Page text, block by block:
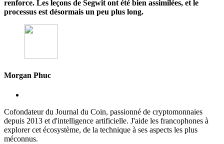
renforce. Les leçons de Segwit ont été bien assimilées, et le
processus est désormais un peu plus long.
Morgan Phuc
Cofondateur du Journal du Coin, passionné de cryptomonnaies
depuis 2013 et d'intelligence artificielle. J'aide les francophones à
explorer cet écosystème, de la technique à ses aspects les plus
méconnus.